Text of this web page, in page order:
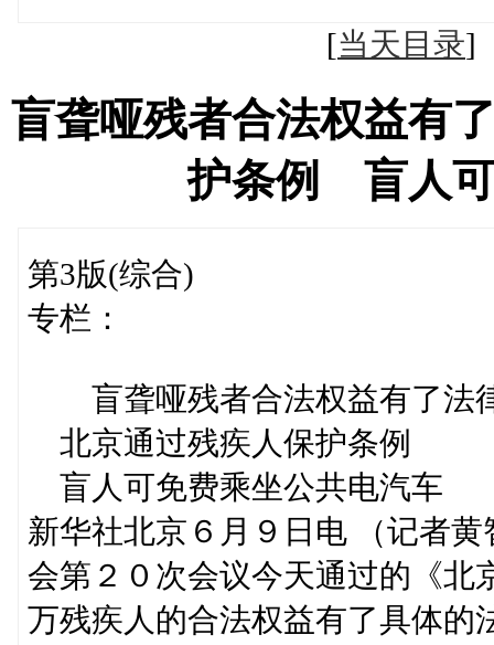
[当天目录
盲聋哑残者合法权益有
护条例 盲人可
第3版(综合)
专栏：
盲聋哑残者合法权益有了法
北京通过残疾人保护条例
盲人可免费乘坐公共电汽车
新华社北京６月９日电 （记者
会第２０次会议今天通过的《北
万残疾人的合法权益有了具体的